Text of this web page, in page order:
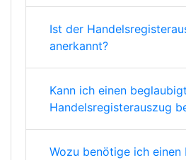
Ist der
anerkannt?
Kann ich einen
Handelsregisterauszug
Wozu benötige ich einen